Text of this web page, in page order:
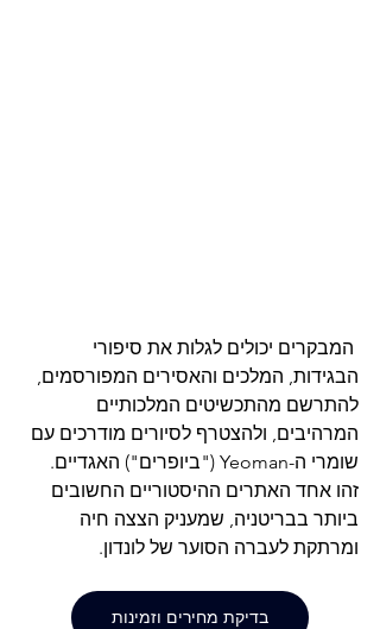
המבקרים יכולים לגלות את סיפורי
הבגידות, המלכים והאסירים המפורסמים,
להתרשם מהתכשיטים המלכותיים
המרהיבים, ולהצטרף לסיורים מודרכים עם
שומרי ה-Yeoman ("ביופרים") האגדיים.
זהו אחד האתרים ההיסטוריים החשובים
ביותר בבריטניה, שמעניק הצצה חיה
ומרתקת לעברה הסוער של לונדון.
בדיקת מחירים וזמינות